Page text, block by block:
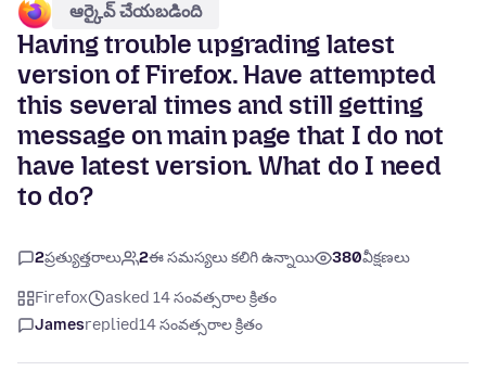
ఆర్కైవ్ చేయబడింది
Having trouble upgrading latest
version of Firefox. Have attempted
this several times and still getting
message on main page that I do not
have latest version. What do I need
to do?
2ప్రత్యుత్తరాలు 2ఈ సమస్యలు కలిగి ఉన్నాయి 380వీక్షణలు
Firefox
asked 14 సంవత్సరాల క్రితం
Jamesreplied14 సంవత్సరాల క్రితం